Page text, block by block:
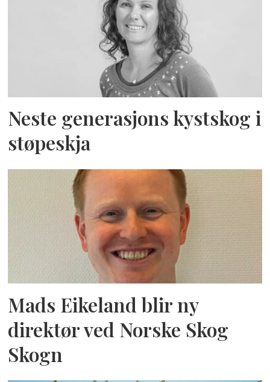
Neste generasjons kystskog i
støpeskja
Mads Eikeland blir ny
direktør ved Norske Skog
Skogn